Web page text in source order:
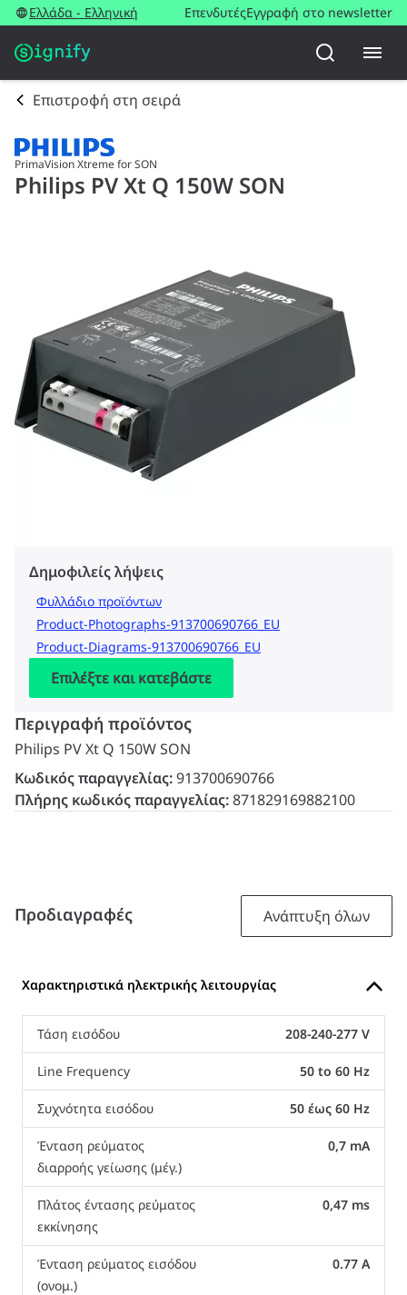
Ελλάδα - Ελληνική ΕπενδυτέςΕγγραφή στο newsletter
Επιστροφή στη σειρά
PrimaVision Xtreme for SON
Philips PV Xt Q 150W SON
Δημοφιλείς λήψεις
Φυλλάδιο προϊόντων
Product-Photographs-913700690766_EU
Product-Diagrams-913700690766_EU
Επιλέξτε και κατεβάστε
Περιγραφή προϊόντος
Philips PV Xt Q 150W SON
Κωδικός παραγγελίας:913700690766
Πλήρης κωδικός παραγγελίας:871829169882100
Προδιαγραφές Ανάπτυξη όλων
Χαρακτηριστικά ηλεκτρικής λειτουργίας
Τάση εισόδου 208-240-277 V
Line Frequency 50 to 60 Hz
Συχνότητα εισόδου 50 έως 60 Hz
Ένταση ρεύματος
διαρροής γείωσης (μέγ.)
0,7 mA
Πλάτος έντασης ρεύματος
εκκίνησης
0,47 ms
Ένταση ρεύματος εισόδου
(ονομ.)
0.77 A